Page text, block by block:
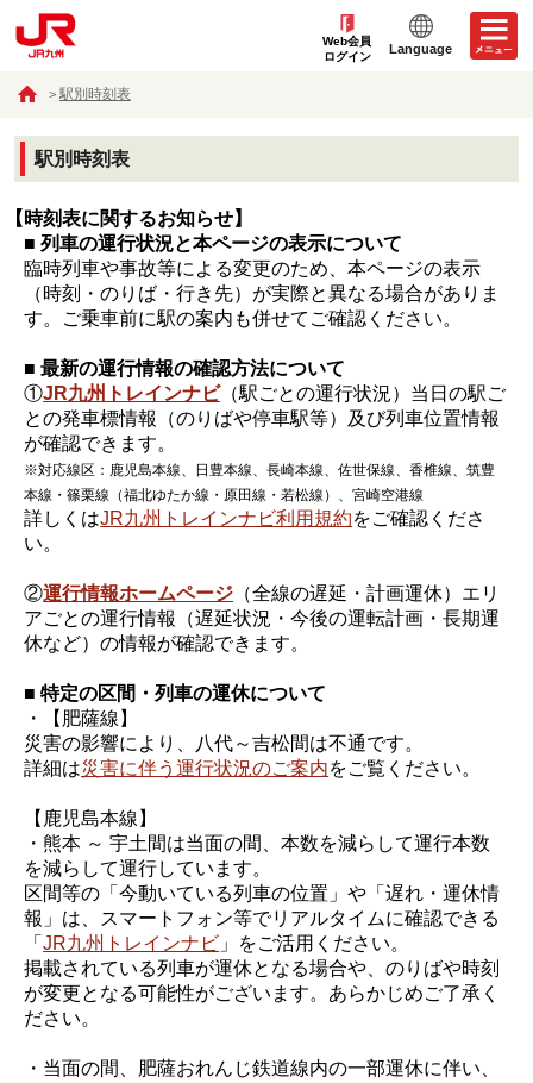
Web会員
ログイン
Language
駅別時刻表
駅別時刻表
【時刻表に関するお知らせ】
■ 列車の運行状況と本ページの表示について
臨時列車や事故等による変更のため、本ページの表示
（時刻・のりば・行き先）が実際と異なる場合がありま
す。ご乗車前に駅の案内も併せてご確認ください。
■ 最新の運行情報の確認方法について
①JR九州トレインナビ（駅ごとの運行状況）当日の駅ご
との発車標情報（のりばや停車駅等）及び列車位置情報
が確認できます。
※対応線区：鹿児島本線、日豊本線、長崎本線、佐世保線、香椎線、筑豊
本線・篠栗線（福北ゆたか線・原田線・若松線）、宮崎空港線
詳しくはJR九州トレインナビ利用規約をご確認くださ
い。
②運行情報ホームページ （全線の遅延・計画運休）エリ
アごとの運行情報（遅延状況・今後の運転計画・長期運
休など）の情報が確認できます。
■ 特定の区間・列車の運休について
・【肥薩線】
災害の影響により、八代～吉松間は不通です。
詳細は災害に伴う運行状況のご案内をご覧ください。
【鹿児島本線】
・熊本 ～ 宇土間は当面の間、本数を減らして運行本数
を減らして運行しています。
区間等の「今動いている列車の位置」や「遅れ・運休情
報」は、スマートフォン等でリアルタイムに確認できる
「JR九州トレインナビ 」をご活用ください。
掲載されている列車が運休となる場合や、のりばや時刻
が変更となる可能性がございます。あらかじめご了承く
ださい。
・当面の間、肥薩おれんじ鉄道線内の一部運休に伴い、